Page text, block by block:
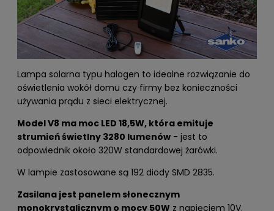
Lampa solarna typu halogen to idealne rozwiązanie do
oświetlenia wokół domu czy firmy bez konieczności
używania prądu z sieci elektrycznej.
Model V8 ma moc LED 18,5W, która emituje
strumień świetlny 3280 lumenów - jest to
odpowiednik około 320W standardowej żarówki.
W lampie zastosowane są 192 diody SMD 2835.
Zasilana jest panelem słonecznym
monokrystalicznym o mocy 50W z napięciem 10V.